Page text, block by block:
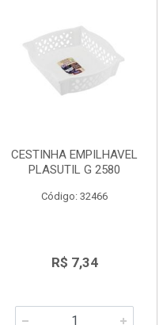
CESTINHA EMPILHAVEL
PLASUTIL G 2580
Código: 32466
R$ 7,34